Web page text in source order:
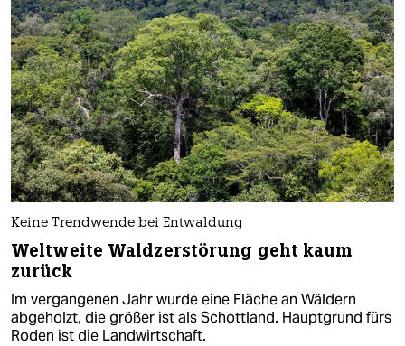
Keine Trendwende bei Entwaldung
Weltweite Waldzerstörung geht kaum
zurück
Im vergangenen Jahr wurde eine Fläche an Wäldern
abgeholzt, die größer ist als Schottland. Hauptgrund fürs
Roden ist die Landwirtschaft.